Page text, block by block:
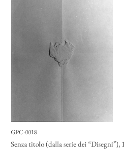
GPC-0018
Senza titolo (dalla serie dei “Disegni”),